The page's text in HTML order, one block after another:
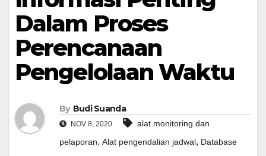
Dalam Proses
Perencanaan
Pengelolaan Waktu
By Budi Suanda
NOV 8, 2020
alat monitoring dan
pelaporan, Alat pengendalian jadwal, Database